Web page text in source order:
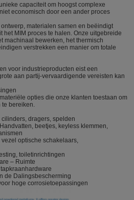
capaciteit om hoogst complexe
economisch door een ander proces
materialen samen en beëindigt
het MIM proces te halen. Onze uitgebreide
machinaal bewerken, het thermisch
verstrekken een manier om totale
voor industrieproducten eist een
aan partij-vervaardigende vereisten kan
opties die onze klanten toestaan om
te bereiken.
dragers, spelden
beetjes, keyless klemmen,
optische schakelaars,
toiletinrichtingen
– Ruimte
de Dalingsbescherming
hoge corrosietoepassingen